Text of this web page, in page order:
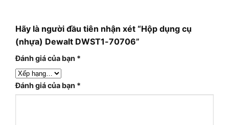
Hãy là người đầu tiên nhận xét “Hộp dụng cụ
(nhựa) Dewalt DWST1-70706”
Đánh giá của bạn *
Đánh giá của bạn *